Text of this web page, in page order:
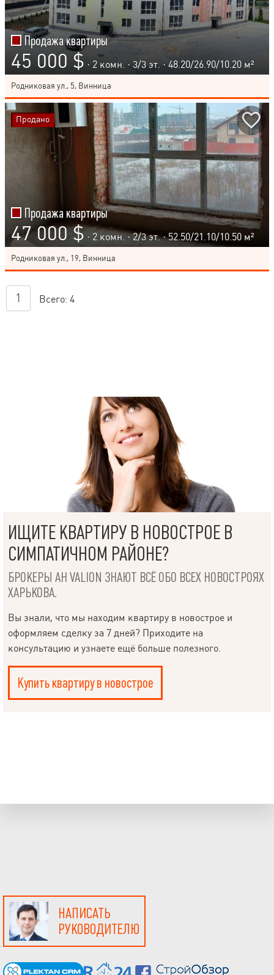
Продажа квартиры
45 000 $ · 2 комн. · 3/3 эт. · 48.20/26.90/10.20 м²
Родниковая ул., 5, Винница
Продажа квартиры
47 000 $ · 2 комн. ·2/3эт. · 52.50/21.10/10.50 м²
Родниковая ул., 19, Винница
Продано
1 Всего: 4
ИЩИТЕ КВАРТИРУ В НОВОСТРОЕ В
СИМПАТИЧНОМ РАЙОНЕ?
БРОКЕРЫ АН VALION ЗНАЮТ ВСЁ ОБО ВСЕХ НОВОСТРОЯХ
ХАРЬКОВА.
Вы знали, что мы находим квартиру в новострое и
оформляем сделку за 7 дней? Приходите на
консультацию и узнаете ещё больше полезного.
Купить квартиру в новострое
НАПИСАТЬ
РУКОВОДИТЕЛЮ